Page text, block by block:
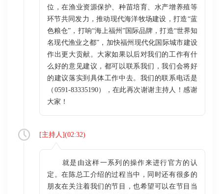
位，在渔业资源保护、种苗培育、水产增养殖等
环节共同发力，推动现代海洋牧场建设，打造“蓝
色粮仓”，打响“海上福州”国际品牌，打造“世界知
名现代渔业之都”，加快福州现代化国际城市建设
作出更大贡献。大家如果以后对我们的工作有什
么好的意见建议，都可以联系我们，我们会将好
的建议落实到具体工作中去。我们的联系电话是
（0591-83335190），在此再次谢谢主持人！感谢
大家！
[主持人](02:32)
就是由这样一系列的操作来进行官方的认
定。在陈总工介绍的过程当中，同时还有很多的
朋友在关注着我们的节目，也希望可以在节目当